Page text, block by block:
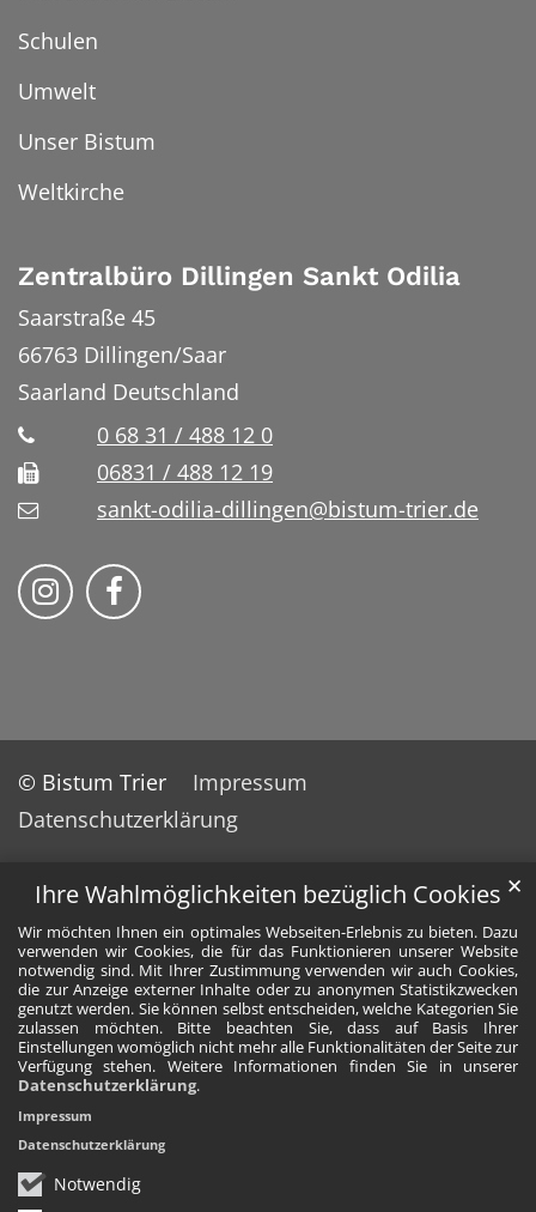
Ihre Wahlmöglichkeiten bezüglich Cookies
Wir möchten Ihnen ein optimales Webseiten-Erlebnis zu bieten. Dazu
verwenden wir Cookies, die für das Funktionieren unserer Website
notwendig sind. Mit Ihrer Zustimmung verwenden wir auch Cookies,
die zur Anzeige externer Inhalte oder zu anonymen Statistikzwecken
genutzt werden. Sie können selbst entscheiden, welche Kategorien Sie
zulassen möchten. Bitte beachten Sie, dass auf Basis Ihrer
Einstellungen womöglich nicht mehr alle Funktionalitäten der Seite zur
Verfügung stehen. Weitere Informationen finden Sie in unserer
Datenschutzerklärung.
Notwendig
✕
Impressum
Datenschutzerklärung
Schulen
Umwelt
Unser Bistum
Weltkirche
Zentralbüro Dillingen Sankt Odilia
Saarstraße 45
66763 Dillingen/Saar
Saarland Deutschland
0 68 31 / 488 12 0
06831 / 488 12 19
sankt-odilia-dillingen@bistum-trier.de
Bistum Trier auf Instragram
Bistum Trier auf Facebook
© Bistum Trier
Impressum
Datenschutzerklärung